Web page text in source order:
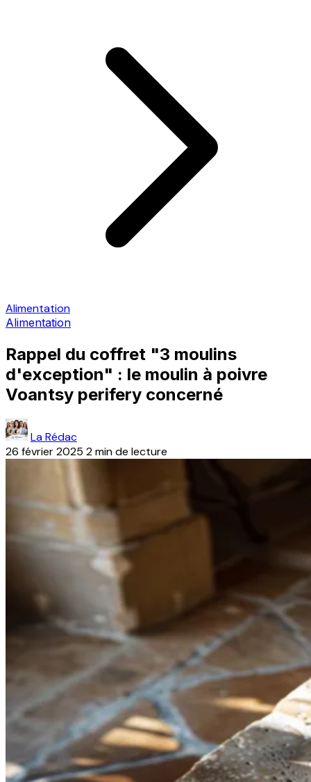
Alimentation
Alimentation
Rappel du coffret "3 moulins
d'exception" : le moulin à poivre
Voantsy perifery concerné
La Rédac
26 février 2025 2 min de lecture